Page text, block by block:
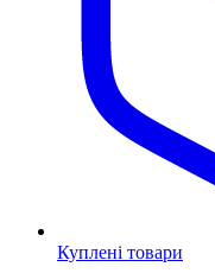
Куплені товари